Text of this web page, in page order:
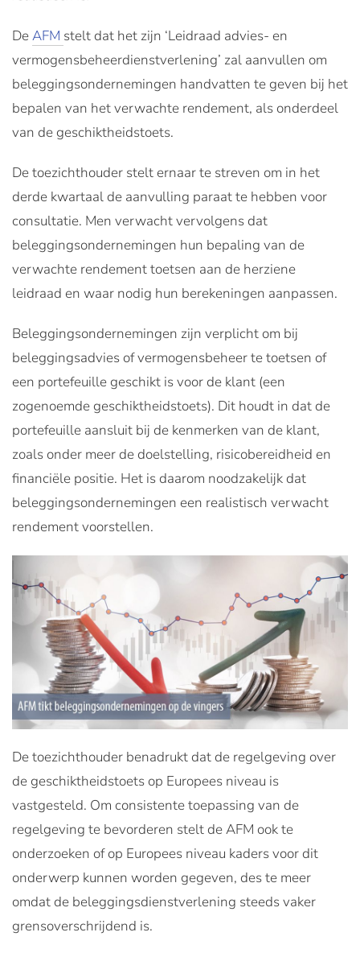
DeAFM stelt dat het zijn ‘Leidraad advies- en
vermogensbeheerdienstverlening’ zal aanvullen om
beleggingsondernemingen handvatten te geven bij het
bepalen van het verwachte rendement, als onderdeel
van de geschiktheidstoets.
De toezichthouder stelt ernaar te streven om in het
derde kwartaal de aanvulling paraat te hebben voor
consultatie. Men verwacht vervolgens dat
beleggingsondernemingen hun bepaling van de
verwachte rendement toetsen aan de herziene
leidraad en waar nodig hun berekeningen aanpassen.
Beleggingsondernemingen zijn verplicht om bij
beleggingsadvies of vermogensbeheer te toetsen of
een portefeuille geschikt is voor de klant (een
zogenoemde geschiktheidstoets). Dit houdt in dat de
portefeuille aansluit bij de kenmerken van de klant,
zoals onder meer de doelstelling, risicobereidheid en
financiële positie. Het is daarom noodzakelijk dat
beleggingsondernemingen een realistisch verwacht
rendement voorstellen.
De toezichthouder benadrukt dat de regelgeving over
de geschiktheidstoets op Europees niveau is
vastgesteld. Om consistente toepassing van de
regelgeving te bevorderen stelt de AFM ook te
onderzoeken of op Europees niveau kaders voor dit
onderwerp kunnen worden gegeven, des te meer
omdat de beleggingsdienstverlening steeds vaker
grensoverschrijdend is.